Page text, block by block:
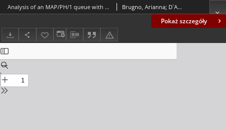
Pokaż szczegóły
Analysis of an MAP/PH/1 queue with flexible group service Brugno, Arianna; D`Apice, Ciro; Dudin, Alexander; Manzo, Rosanna